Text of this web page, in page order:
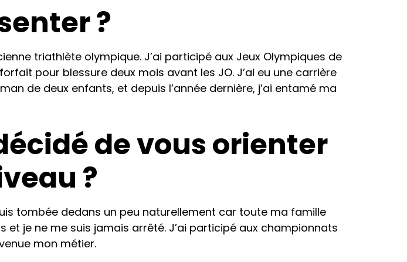
?
triathlète olympique. J’ai participé aux Jeux Olympiques de
pour blessure deux mois avant les JO. J’ai eu une carrière
de deux enfants, et depuis l’année dernière, j’ai entamé ma
de vous orienter
?
tombée dedans un peu naturellement car toute ma famille
je ne me suis jamais arrêté. J’ai participé aux championnats
mon métier.